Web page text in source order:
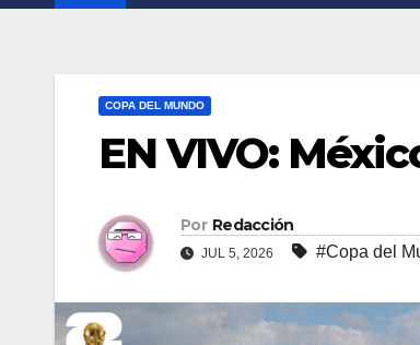
COPA DEL MUNDO
EN VIVO:
Por Redacción
JUL 5, 2026 #Copa del